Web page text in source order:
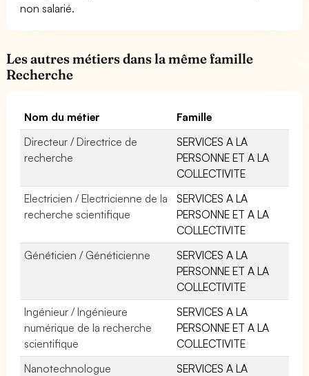
non salarié.
Les autres métiers dans la même famille
Recherche
Nom du métier
Famille
Directeur / Directrice de
recherche
SERVICES A LA
PERSONNE ET A LA
COLLECTIVITE
Electricien / Electricienne de la
recherche scientifique
SERVICES A LA
PERSONNE ET A LA
COLLECTIVITE
Généticien / Généticienne
SERVICES A LA
PERSONNE ET A LA
COLLECTIVITE
Ingénieur / Ingénieure
numérique de la recherche
scientifique
SERVICES A LA
PERSONNE ET A LA
COLLECTIVITE
Nanotechnologue
SERVICES A LA